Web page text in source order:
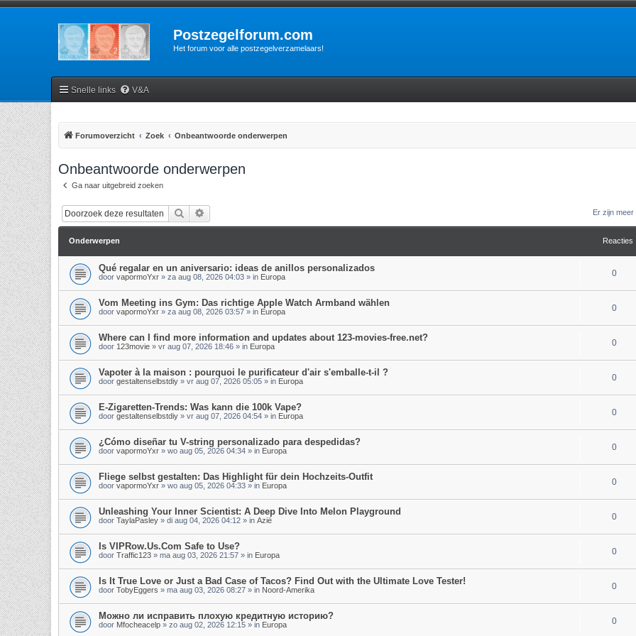
Postzegelforum.com
Het forum voor alle postzegelverzamelaars!
Snelle links V&A
Forumoverzicht Zoek Onbeantwoorde onderwerpen
Onbeantwoorde onderwerpen
Ga naar uitgebreid zoeken
Zoek Er zijn
Onderwerpen Reacties
Qué regalar en un aniversario: ideas de anillos personalizados
door vapormoYxr » za aug 08, 2026 04:03 » in Europa 0
Vom Meeting ins Gym: Das richtige Apple Watch Armband wählen
door vapormoYxr » za aug 08, 2026 03:57 » in Europa 0
Where can I find more information and updates about 123-movies-free.net?
door 123movie » vr aug 07, 2026 18:46 » in Europa 0
Vapoter à la maison : pourquoi le purificateur d'air s'emballe-t-il ?
door gestaltenselbstdiy » vr aug 07, 2026 05:05 » in Europa 0
E-Zigaretten-Trends: Was kann die 100k Vape?
door gestaltenselbstdiy » vr aug 07, 2026 04:54 » in Europa 0
¿Cómo diseñar tu V-string personalizado para despedidas?
door vapormoYxr » wo aug 05, 2026 04:34 » in Europa 0
Fliege selbst gestalten: Das Highlight für dein Hochzeits-Outfit
door vapormoYxr » wo aug 05, 2026 04:33 » in Europa 0
Unleashing Your Inner Scientist: A Deep Dive Into Melon Playground
door TaylaPasley » di aug 04, 2026 04:12 » in Azië 0
Is VIPRow.Us.Com Safe to Use?
door Traffic123 » ma aug 03, 2026 21:57 » in Europa 0
Is It True Love or Just a Bad Case of Tacos? Find Out with the Ultimate Love Tester!
door TobyEggers » ma aug 03, 2026 08:27 » in Noord-Amerika 0
Можно ли исправить плохую кредитную историю?
door Mfocheacelp » zo aug 02, 2026 12:15 » in Europa 0